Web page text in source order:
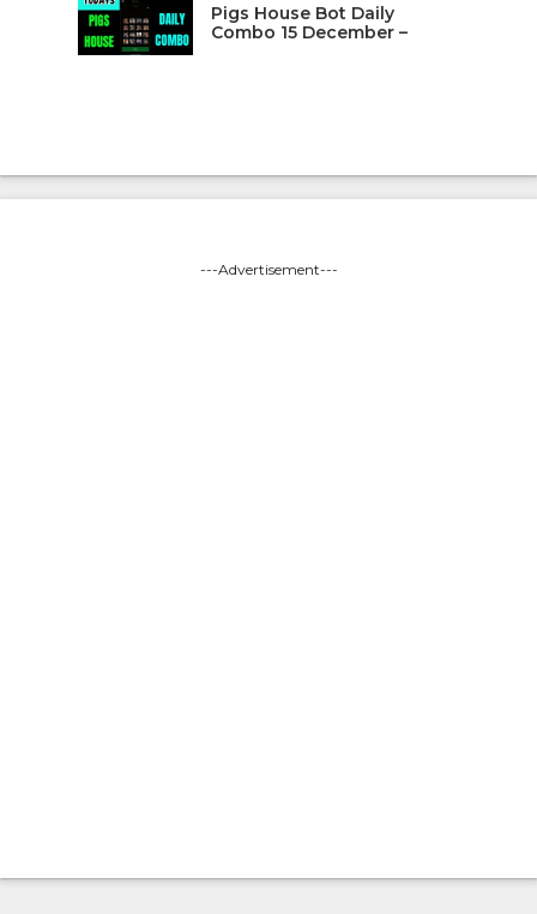
Pigs House Bot Daily
Combo 15 December –
---Advertisement---